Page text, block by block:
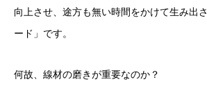
向上させ、途方も無い時間をかけて生み出
ード」です。
何故、線材の磨きが重要なのか？